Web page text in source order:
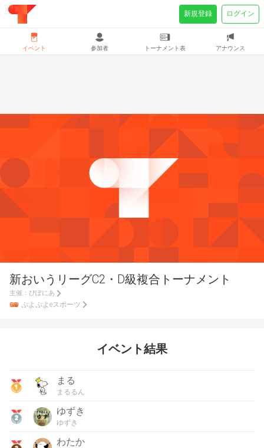
新おいうリーグC2・D級複合トーナメント
主催： ぴぽにあ
ぷよぷよeスポーツ
イベント結果
まる
まるるん
ゆずき
ゆずき
わたか
イベント 参加者 トーナメント表 アナウンス
新規登録 ログイン